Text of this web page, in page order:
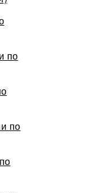
по
по